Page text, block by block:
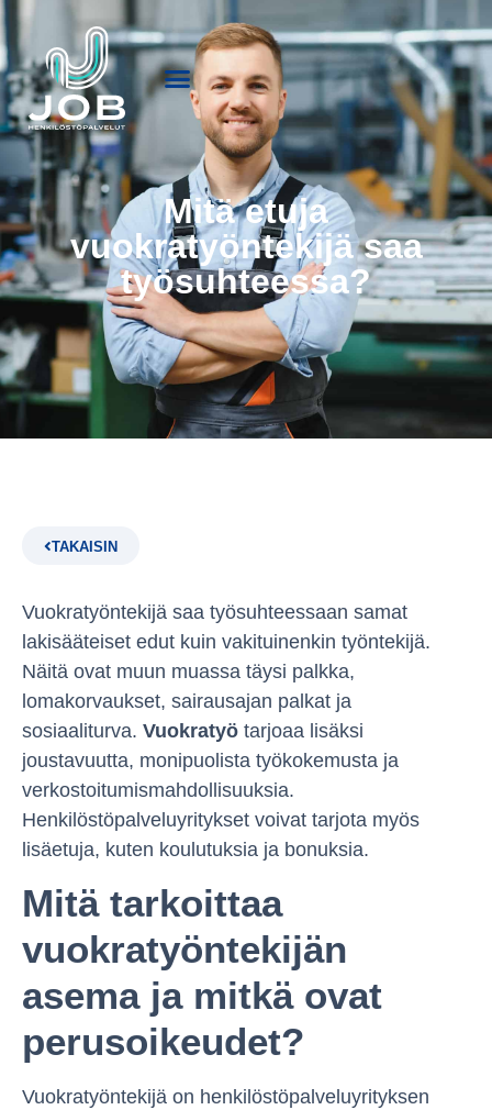
Mitä etuja
vuokratyöntekijä saa
työsuhteessa?
TAKAISIN
Vuokratyöntekijä saa työsuhteessaan samat
lakisääteiset edut kuin vakituinenkin työntekijä.
Näitä ovat muun muassa täysi palkka,
lomakorvaukset, sairausajan palkat ja
sosiaaliturva. Vuokratyö tarjoaa lisäksi
joustavuutta, monipuolista työkokemusta ja
verkostoitumismahdollisuuksia.
Henkilöstöpalveluyritykset voivat tarjota myös
lisäetuja, kuten koulutuksia ja bonuksia.
Mitä tarkoittaa
vuokratyöntekijän
asema ja mitkä ovat
perusoikeudet?
Vuokratyöntekijä on henkilöstöpalveluyrityksen